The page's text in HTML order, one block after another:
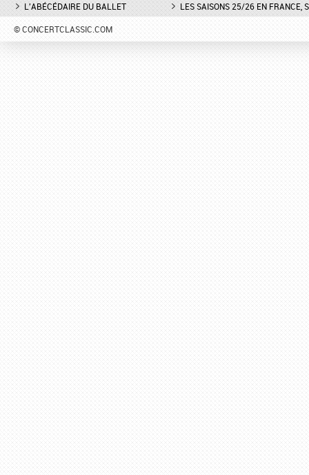
L'ABÉCÉDAIRE DU BALLET
LES SAISONS 25/26 EN FRANCE,
© CONCERTCLASSIC.COM